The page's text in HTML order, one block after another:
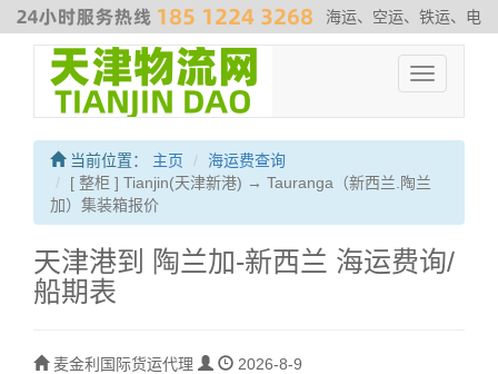
海运、空运、铁运、电
商物流、散杂货运输、危险品运输、拖车、报关、仓库内装#非洲专
线 #最新海运费走势 #伊朗海运专线
Toggle
navigation
当前位置： 主页
海运费查询
[ 整柜 ] Tianjin(天津新港) → Tauranga（新西兰.陶兰
加）集装箱报价
天津港到 陶兰加-新西兰 海运费询/
船期表
麦金利国际货运代理 2026-8-9